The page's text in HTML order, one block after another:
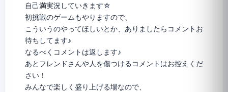
自己満実況していきます☆
初挑戦のゲームもやりますので、
こういうのやってほしいとか、ありましたらコメントお
待ちしてます♪
なるべくコメントは返します♪
あとフレンドさんや人を傷つけるコメントはお控えくだ
さい！
みんなで楽しく盛り上げる場なので、